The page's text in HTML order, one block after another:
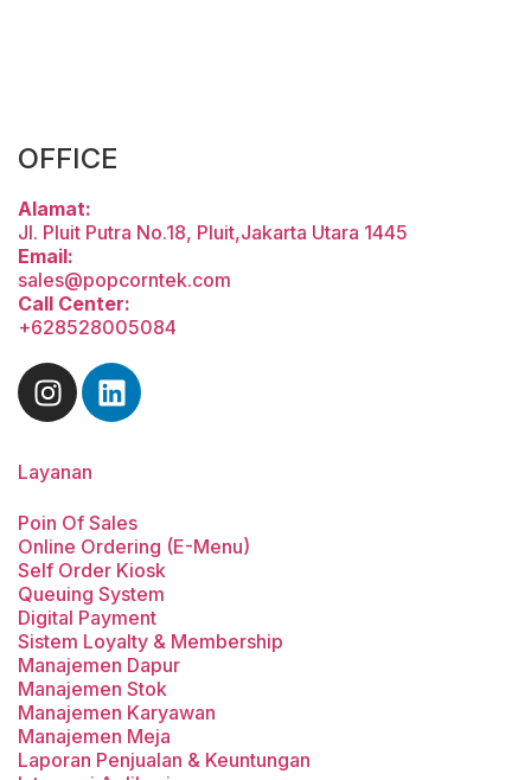
OFFICE
Alamat:
Jl. Pluit Putra No.18, Pluit,Jakarta Utara 1445
Email:
sales@popcorntek.com
Call Center:
+628528005084
Layanan
Poin Of Sales
Online Ordering (E-Menu)
Self Order Kiosk
Queuing System
Digital Payment
Sistem Loyalty & Membership
Manajemen Dapur
Manajemen Stok
Manajemen Karyawan
Manajemen Meja
Laporan Penjualan & Keuntungan